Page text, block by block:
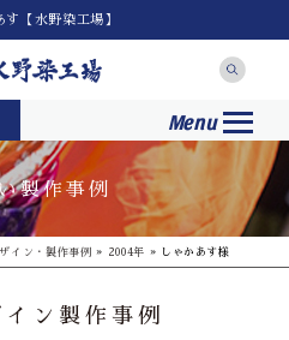
【水野染工場】
Menu
製作事例
イン・製作事例 » 2004年 » しゃかあす様
ン製作事例